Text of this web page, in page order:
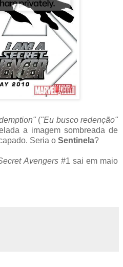
("Eu busco redenção"
a imagem sombreada de
Seria o Sentinela?
Avengers#1 sai em maio